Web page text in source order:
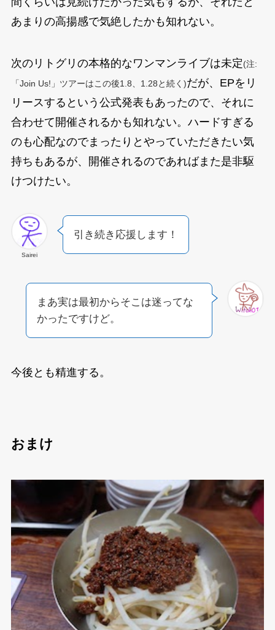
あまりの高揚感で気絶したかも知れない。
次のリトグリの本格的なワンマンライブは未定(注:
「Join Us!」ツアーはこの後1.8、1.28と続く)だが、EPをリ
リースするという公式発表もあったので、それに
合わせて開催されるかも知れない。ハードすぎる
のも心配なのでまったりとやっていただきたい気
持ちもあるが、開催されるのであればまた是非駆
けつけたい。
Sairei
引き続き応援します！
まあ実は最初からそこは迷ってな
かったですけど。
今後とも精進する。
おまけ